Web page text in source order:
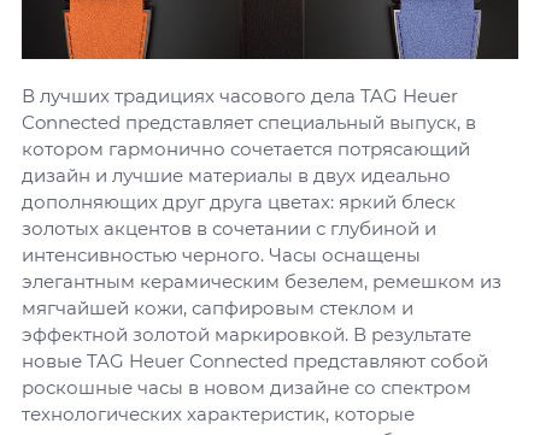
В лучших традициях часового дела TAG Heuer
Connected представляет специальный выпуск, в
котором гармонично сочетается потрясающий
дизайн и лучшие материалы в двух идеально
дополняющих друг друга цветах: яркий блеск
золотых акцентов в сочетании с глубиной и
интенсивностью черного. Часы оснащены
элегантным керамическим безелем, ремешком из
мягчайшей кожи, сапфировым стеклом и
эффектной золотой маркировкой. В результате
новые TAG Heuer Connected представляют собой
роскошные часы в новом дизайне со спектром
технологических характеристик, которые